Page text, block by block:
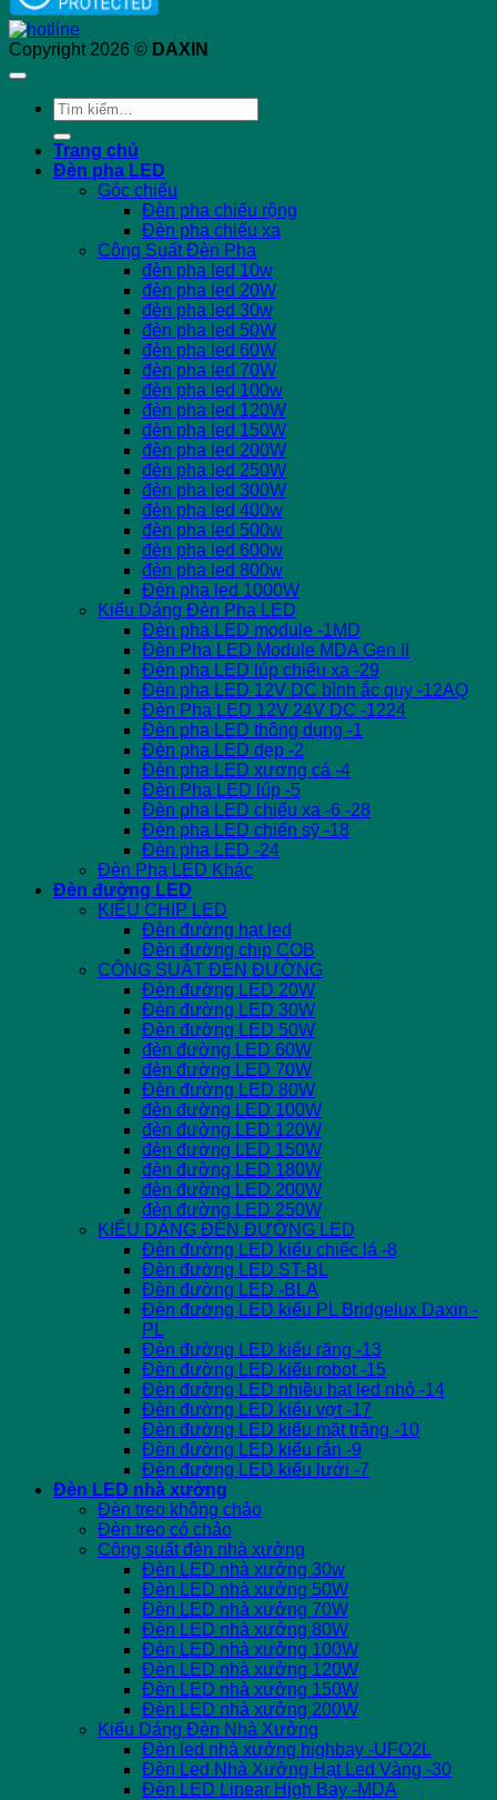
Copyright 2026 © DAXIN
Tìm
kiếm:
Trang chủ
Đèn pha LED
Góc chiếu
Đèn pha chiếu rộng
Đèn pha chiếu xa
Công Suất Đèn Pha
đèn pha led 10w
đèn pha led 20W
đèn pha led 30w
đèn pha led 50W
đèn pha led 60W
đèn pha led 70W
đèn pha led 100w
đèn pha led 120W
đèn pha led 150W
đèn pha led 200W
đèn pha led 250W
đèn pha led 300W
đèn pha led 400w
đèn pha led 500w
đèn pha led 600w
đèn pha led 800w
Đèn pha led 1000W
Kiểu Dáng Đèn Pha LED
Đèn pha LED module -1MD
Đèn Pha LED Module MDA Gen II
Đèn pha LED lúp chiếu xa -29
Đèn pha LED 12V DC bình ắc quy -12AQ
Đèn Pha LED 12V 24V DC -1224
Đèn pha LED thông dụng -1
Đèn pha LED dẹp -2
Đèn pha LED xương cá -4
Đèn Pha LED lúp -5
Đèn pha LED chiếu xa -6 -28
Đèn pha LED chiến sỹ -18
Đèn pha LED -24
Đèn Pha LED Khác
Đèn đường LED
KIỂU CHIP LED
Đèn đường hạt led
Đèn đường chip COB
CÔNG SUẤT ĐÈN ĐƯỜNG
Đèn đường LED 20W
Đèn đường LED 30W
Đèn đường LED 50W
đèn đường LED 60W
đèn đường LED 70W
Đèn đường LED 80W
đèn đường LED 100W
đèn đường LED 120W
đèn đường LED 150W
đèn đường LED 180W
đèn đường LED 200W
đèn đường LED 250W
KIỂU DÁNG ĐÈN ĐƯỜNG LED
Đèn đường LED kiểu chiếc lá -8
Đèn đường LED ST-BL
Đèn đường LED -BLA
Đèn đường LED kiểu PL Bridgelux Daxin -
PL
Đèn đường LED kiểu răng -13
Đèn đường LED kiểu robot -15
Đèn đường LED nhiều hạt led nhỏ -14
Đèn đường LED kiểu vợt -17
Đèn đường LED kiểu mặt trăng -10
Đèn đường LED kiểu rắn -9
Đèn đường LED kiểu lưới -7
Đèn LED nhà xưởng
Đèn treo không chảo
Đèn treo có chảo
Công suất đèn nhà xưởng
Đèn LED nhà xưởng 30w
Đèn LED nhà xưởng 50W
Đèn LED nhà xưởng 70W
Đèn LED nhà xưởng 80W
Đèn LED nhà xưởng 100W
Đèn LED nhà xưởng 120W
Đèn LED nhà xưởng 150W
Đèn LED nhà xưởng 200W
Kiểu Dáng Đèn Nhà Xưởng
Đèn led nhà xưởng highbay -UFO2L
Đèn Led Nhà Xưởng Hạt Led Vàng -30
Đèn LED Linear High Bay -MDA